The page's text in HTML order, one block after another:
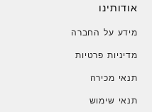
אודותינו
מידע על החברה
מדיניות פרטיות
תנאי מכירה
תנאי שימוש